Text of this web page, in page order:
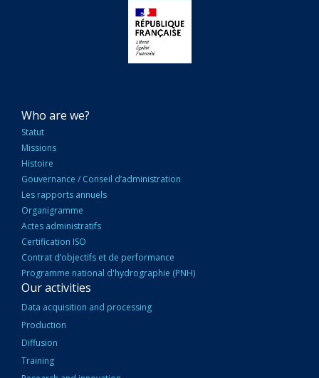
NAVIGATION
PRINCIPALE
Who are we?
Statut
Missions
Histoire
Gouvernance / Conseil d’administration
Les rapports annuels
Organigramme
Actes administratifs
Certification ISO
Contrat d’objectifs et de performance
Programme national d'hydrographie (PNH)
Our activities
Data acquisition and processing
Production
Diffusion
Training